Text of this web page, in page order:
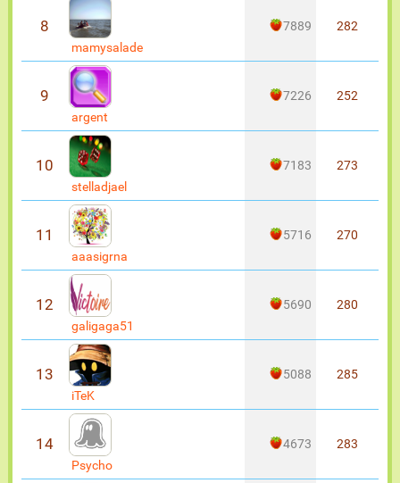
8
mamysalade
7889 282
9
argent
7226 252
10
stelladjael
7183 273
11
aaasigrna
5716 270
12
galigaga51
5690 280
13
iTeK
5088 285
14
Psycho
4673 283